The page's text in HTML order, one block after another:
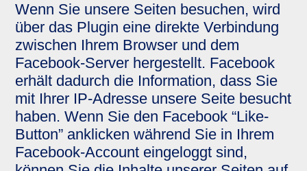
Wenn Sie unsere Seiten besuchen, wird
über das Plugin eine direkte Verbindung
zwischen Ihrem Browser und dem
Facebook-Server hergestellt. Facebook
erhält dadurch die Information, dass Sie
mit Ihrer IP-Adresse unsere Seite besucht
haben. Wenn Sie den Facebook “Like-
Button” anklicken während Sie in Ihrem
Facebook-Account eingeloggt sind,